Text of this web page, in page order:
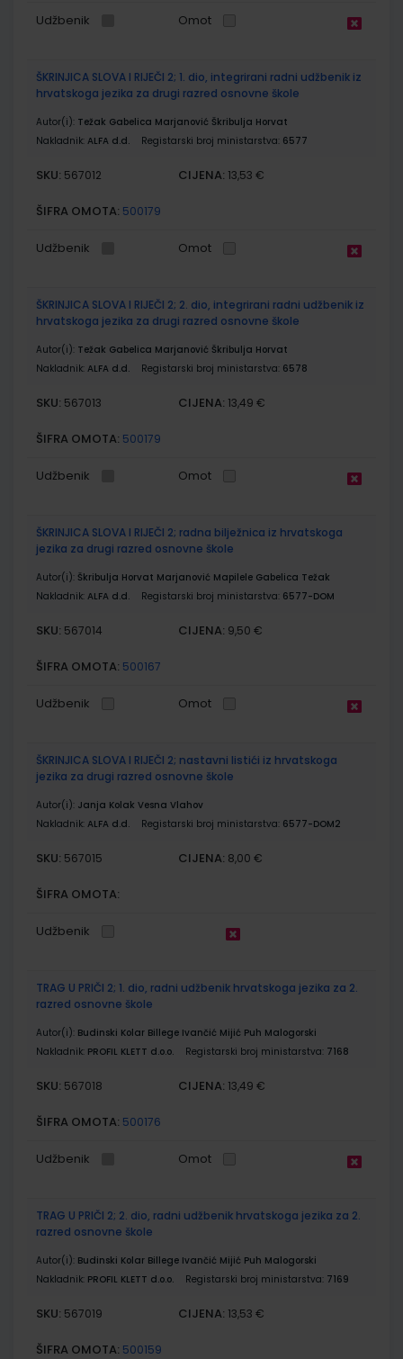
Udžbenik Omot
ŠKRINJICA SLOVA I RIJEČI 2; 1. dio, integrirani radni udžbenik iz
hrvatskoga jezika za drugi razred osnovne škole
Autor(i): Težak Gabelica Marjanović Škribulja Horvat
Nakladnik: ALFA d.d. Registarski broj ministarstva: 6577
SKU: 567012 CIJENA: 13,53 €
ŠIFRA OMOTA: 500179
Udžbenik Omot
ŠKRINJICA SLOVA I RIJEČI 2; 2. dio, integrirani radni udžbenik iz
hrvatskoga jezika za drugi razred osnovne škole
Autor(i): Težak Gabelica Marjanović Škribulja Horvat
Nakladnik: ALFA d.d. Registarski broj ministarstva: 6578
SKU: 567013 CIJENA: 13,49 €
ŠIFRA OMOTA: 500179
Udžbenik Omot
ŠKRINJICA SLOVA I RIJEČI 2; radna bilježnica iz hrvatskoga
jezika za drugi razred osnovne škole
Autor(i): Škribulja Horvat Marjanović Mapilele Gabelica Težak
Nakladnik: ALFA d.d. Registarski broj ministarstva: 6577-DOM
SKU: 567014 CIJENA: 9,50 €
ŠIFRA OMOTA: 500167
Udžbenik Omot
ŠKRINJICA SLOVA I RIJEČI 2; nastavni listići iz hrvatskoga
jezika za drugi razred osnovne škole
Autor(i): Janja Kolak Vesna Vlahov
Nakladnik: ALFA d.d. Registarski broj ministarstva: 6577-DOM2
SKU: 567015 CIJENA: 8,00 €
ŠIFRA OMOTA:
Udžbenik
TRAG U PRIČI 2; 1. dio, radni udžbenik hrvatskoga jezika za 2.
razred osnovne škole
Autor(i): Budinski Kolar Billege Ivančić Mijić Puh Malogorski
Nakladnik: PROFIL KLETT d.o.o. Registarski broj ministarstva: 7168
SKU: 567018 CIJENA: 13,49 €
ŠIFRA OMOTA: 500176
Udžbenik Omot
TRAG U PRIČI 2; 2. dio, radni udžbenik hrvatskoga jezika za 2.
razred osnovne škole
Autor(i): Budinski Kolar Billege Ivančić Mijić Puh Malogorski
Nakladnik: PROFIL KLETT d.o.o. Registarski broj ministarstva: 7169
SKU: 567019 CIJENA: 13,53 €
ŠIFRA OMOTA: 500159